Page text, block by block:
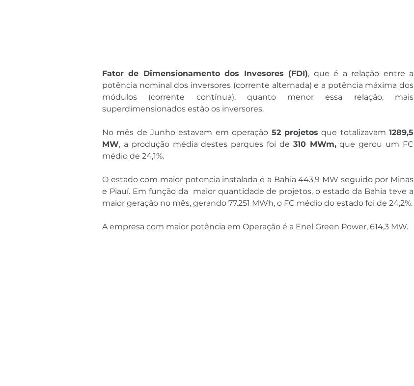
Fator de Dimensionamento dos Invesores (FDI), que é a relação entre a
potência nominal dos inversores (corrente alternada) e a potência máxima dos
módulos (corrente contínua), quanto menor essa relação, mais
superdimensionados estão os inversores.
No mês de Junho estavam em operação 52 projetos que totalizavam 1289,5
MW, a produção média destes parques foi de 310 MWm, que gerou um FC
médio de 24,1%.
O estado com maior potencia instalada é a Bahia 443,9 MW seguido por Minas
e Piauí. Em função da  maior quantidade de projetos, o estado da Bahia teve a
maior geração no mês, gerando 77.251 MWh, o FC médio do estado foi de 24,2%.
A empresa com maior potência em Operação é a Enel Green Power, 614,3 MW.